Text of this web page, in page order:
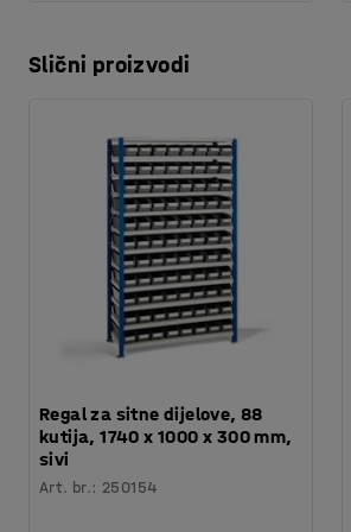
Slični proizvodi
Regal za sitne dijelove, 88
kutija, 1740 x 1000 x 300 mm,
sivi
Art. br.: 250154